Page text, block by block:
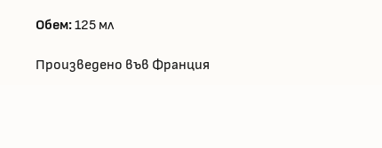
Обем:125 мл
Произведено във Франция